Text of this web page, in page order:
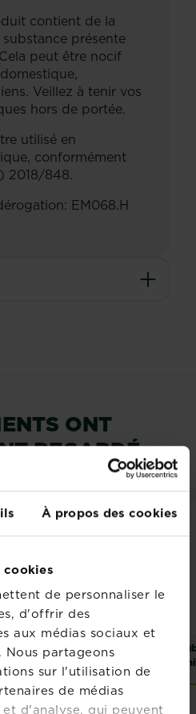
À propos des cookies
cookies
de personnaliser le
d'offrir des
aux médias sociaux et
partageons
sur l'utilisation de
de médias
d'analyse, qui peuvent
contient de la
présente
peut être nocif
Veillez à tenir vos
hors de portée.
utilisé en
conformément
2018/848.
EM068.H
ONT
REGARDÉ
KB Terreau
universel Sans
Tourbe
Points de vente